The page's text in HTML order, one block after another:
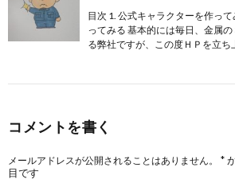
目次 1. 公式キャラクターを作っ
ってみる 基本的には毎日、金属
る弊社ですが、この度ＨＰを立
コメントを書く
メールアドレスが公開されることはありません。 *
目です